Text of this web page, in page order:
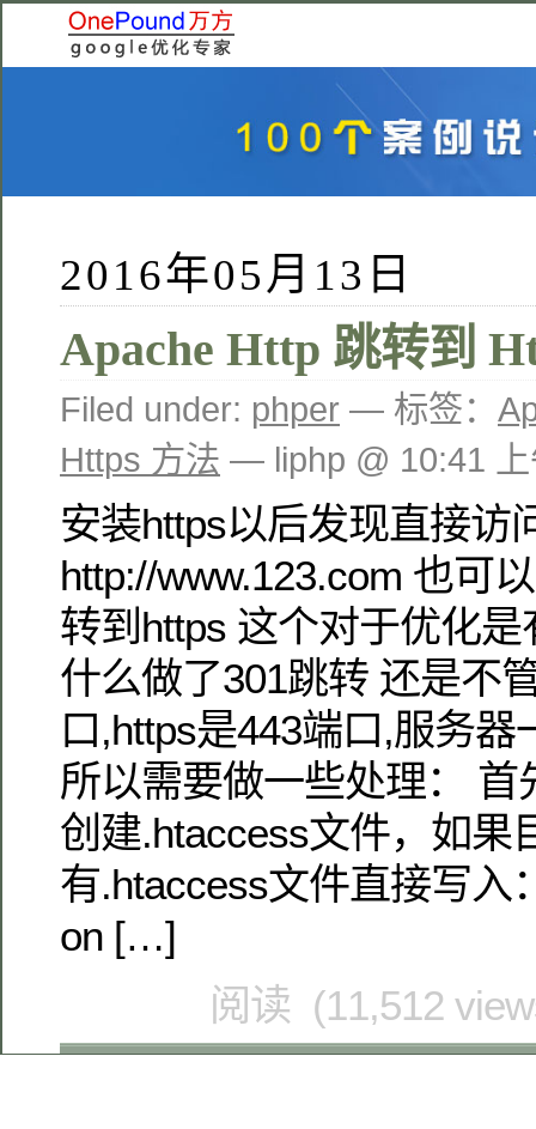
2016年05月13日
Apache Http 跳转到
Filed under: phper — 标签：
Https 方法 — liphp @ 10:41
安装https以后发现直接访
http://www.123.com 也可
转到https 这个对于优化
什么做了301跳转 还是不
口,https是443端口,服务器
所以需要做一些处理： 首
创建.htaccess文件，如果
有.htaccess文件直接写入
on […]
阅读 (11,512